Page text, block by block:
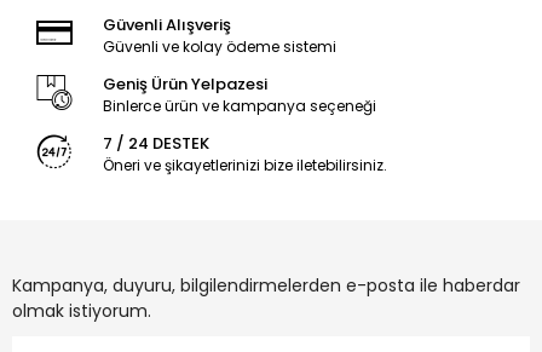
Güvenli Alışveriş
Güvenli ve kolay ödeme sistemi
Geniş Ürün Yelpazesi
Binlerce ürün ve kampanya seçeneği
7 / 24 DESTEK
Öneri ve şikayetlerinizi bize iletebilirsiniz.
Kampanya, duyuru, bilgilendirmelerden e-posta ile haberdar
olmak istiyorum.